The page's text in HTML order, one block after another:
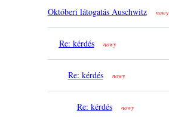
Októberi látogatás Auschwitz nowy
Re: kérdés nowy
Re: kérdés nowy
Re: kérdés nowy